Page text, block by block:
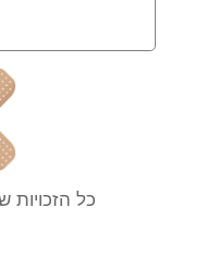
כל הזכויות